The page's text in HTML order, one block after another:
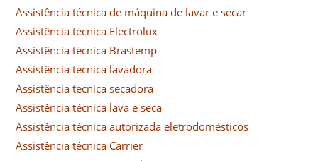
Assistência técnica de máquina de lavar e secar
Assistência técnica Electrolux
Assistência técnica Brastemp
Assistência técnica lavadora
Assistência técnica secadora
Assistência técnica lava e seca
Assistência técnica autorizada eletrodomésticos
Assistência técnica Carrier